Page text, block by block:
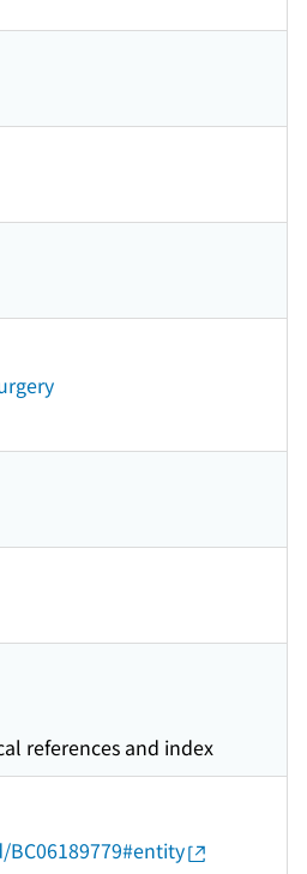
references and index